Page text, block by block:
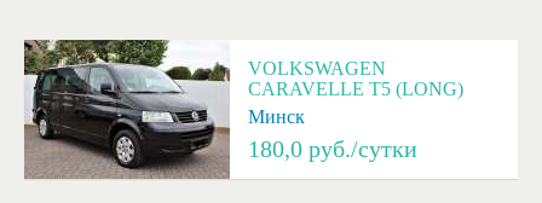
VOLKSWAGEN
CARAVELLE T5 (LONG)
Минск
180,0 руб./сутки